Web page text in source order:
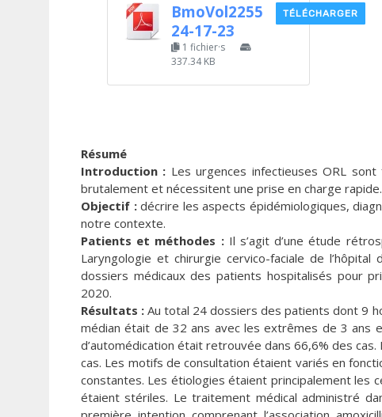
BmoVol2255
24-17-23
1 fichier·s
337.34 KB
TÉLÉCHARGER
Résumé
Introduction : Les urgences infectieuses ORL
brutalement et nécessitent une prise en charge rapide.
Objectif :décrire les aspects épidémiologiques,
notre contexte.
Patients et méthodes :Il s’agit d’une étude
Laryngologie et chirurgie cervico-faciale de
dossiers médicaux des patients hospitalisés pour
2020.
Résultats : Au total 24 dossiers des patients dont 9
médian était de 32 ans avec les extrêmes de 3 ans
d’automédication était retrouvée dans 66,6% des
cas. Les motifs de consultation étaient variés en
constantes. Les étiologies étaient principalement les
étaient stériles. Le traitement médical administré